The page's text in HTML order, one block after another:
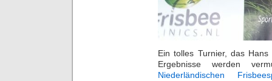
Ein tolles Turnier, das
Ergebnisse werden
Niederländischen